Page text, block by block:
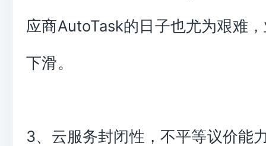
应商AutoTask的日子也尤为艰难
下滑。
3、云服务封闭性，不平等议价能